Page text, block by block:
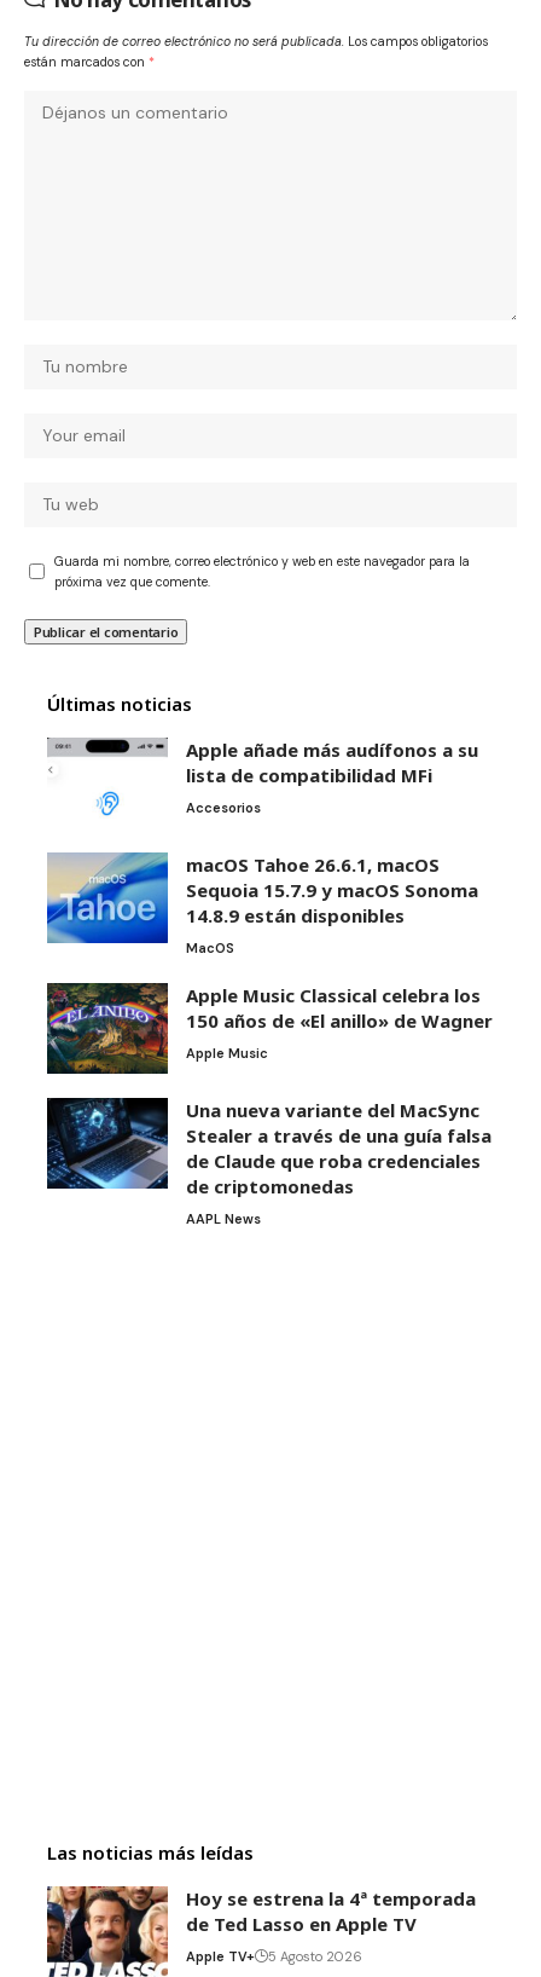
Tu dirección de correo electrónico no será publicada. Los campos obligatorios
están marcados con *
Guarda mi nombre, correo electrónico y web en este navegador para la
próxima vez que comente.
Últimas noticias
Apple añade más audífonos a su
lista de compatibilidad MFi
Accesorios
macOS Tahoe 26.6.1, macOS
Sequoia 15.7.9 y macOS Sonoma
14.8.9 están disponibles
MacOS
Apple Music Classical celebra los
150 años de «El anillo» de Wagner
Apple Music
Una nueva variante del MacSync
Stealer a través de una guía falsa
de Claude que roba credenciales
de criptomonedas
AAPL News
Las noticias más leídas
Hoy se estrena la 4ª temporada
de Ted Lasso en Apple TV
Apple TV+ 5 Agosto 2026